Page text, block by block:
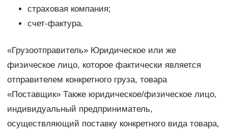
страховая компания;
счет-фактура.
«Грузоотправитель» Юридическое или же
физическое лицо, которое фактически является
отправителем конкретного груза, товара
«Поставщик» Также юридическое/физическое лицо,
индивидуальный предприниматель,
осуществляющий поставку конкретного вида товара,